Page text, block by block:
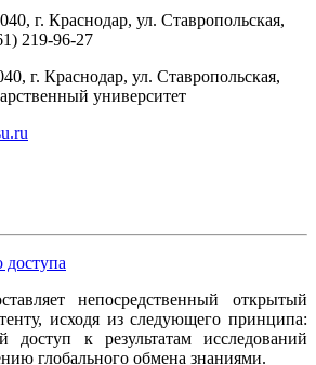
г. Краснодар, ул. Ставропольская,
219-96-27
г. Краснодар, ул. Ставропольская,
университет
доступа
непосредственный открытый
исходя из следующего принципа:
доступ к результатам исследований
глобального обмена знаниями.